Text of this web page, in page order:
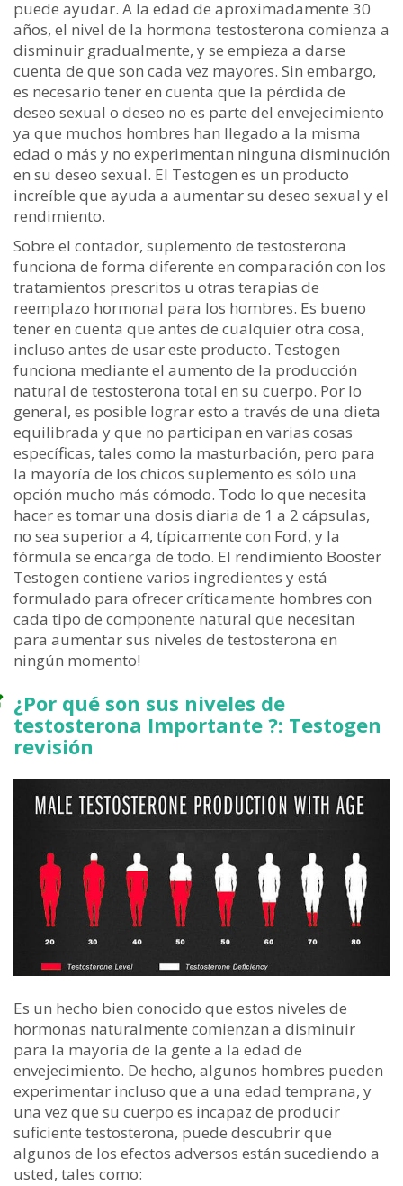
puede ayudar. A la edad de aproximadamente 30
años, el nivel de la hormona testosterona comienza a
disminuir gradualmente, y se empieza a darse
cuenta de que son cada vez mayores. Sin embargo,
es necesario tener en cuenta que la pérdida de
deseo sexual o deseo no es parte del envejecimiento
ya que muchos hombres han llegado a la misma
edad o más y no experimentan ninguna disminución
en su deseo sexual. El Testogen es un producto
increíble que ayuda a aumentar su deseo sexual y el
rendimiento.
Sobre el contador, suplemento de testosterona
funciona de forma diferente en comparación con los
tratamientos prescritos u otras terapias de
reemplazo hormonal para los hombres. Es bueno
tener en cuenta que antes de cualquier otra cosa,
incluso antes de usar este producto. Testogen
funciona mediante el aumento de la producción
natural de testosterona total en su cuerpo. Por lo
general, es posible lograr esto a través de una dieta
equilibrada y que no participan en varias cosas
específicas, tales como la masturbación, pero para
la mayoría de los chicos suplemento es sólo una
opción mucho más cómodo. Todo lo que necesita
hacer es tomar una dosis diaria de 1 a 2 cápsulas,
no sea superior a 4, típicamente con Ford, y la
fórmula se encarga de todo. El rendimiento Booster
Testogen contiene varios ingredientes y está
formulado para ofrecer críticamente hombres con
cada tipo de componente natural que necesitan
para aumentar sus niveles de testosterona en
ningún momento!
¿Por qué son sus niveles de
testosterona Importante ?: Testogen
revisión
Es un hecho bien conocido que estos niveles de
hormonas naturalmente comienzan a disminuir
para la mayoría de la gente a la edad de
envejecimiento. De hecho, algunos hombres pueden
experimentar incluso que a una edad temprana, y
una vez que su cuerpo es incapaz de producir
suficiente testosterona, puede descubrir que
algunos de los efectos adversos están sucediendo a
usted, tales como: